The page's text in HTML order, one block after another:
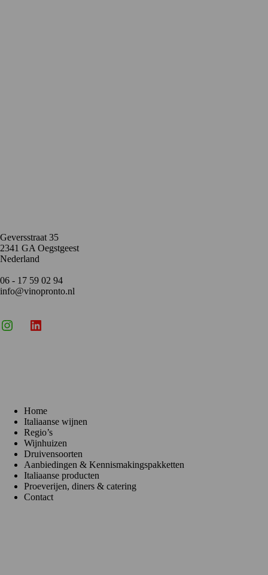
Geversstraat 35
2341 GA Oegstgeest
Nederland
06 - 17 59 02 94
info@vinopronto.nl
InstagramLinkedIn
Home
Italiaanse wijnen
Regio’s
Wijnhuizen
Druivensoorten
Aanbiedingen & Kennismakingspakketten
Italiaanse producten
Proeverijen, diners & catering
Contact